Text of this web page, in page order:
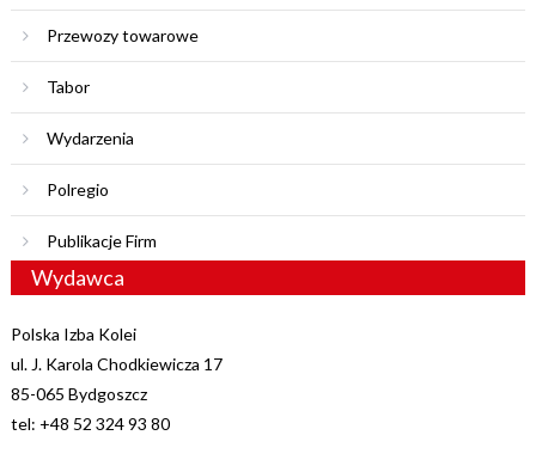
Przewozy towarowe
Tabor
Wydarzenia
Polregio
Publikacje Firm
Wydawca
Polska Izba Kolei
ul. J. Karola Chodkiewicza 17
85-065 Bydgoszcz
tel: +48 52 324 93 80